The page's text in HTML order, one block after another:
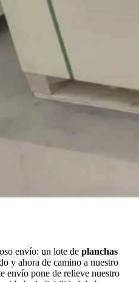
envío: un lote de planchas
y ahora de camino a nuestro
envío pone de relieve nuestro